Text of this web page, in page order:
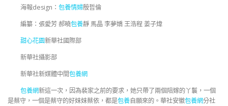
海報design： 包養情婦殷哲倫
編纂：張愛芳 郝曉包養靜 馬晶 李夢嬌 王浩程 姜子煒
甜心花園新華社國際部
新華社攝影部
新華社新媒體中間包養網
包養網新這一次，因為裴家之前的要求，她只帶了兩個陪嫁的丫鬟，一個
是蔡守，一個是蔡守的好妹妹蔡依，都是包養自願來的。華社安徽包養網分社